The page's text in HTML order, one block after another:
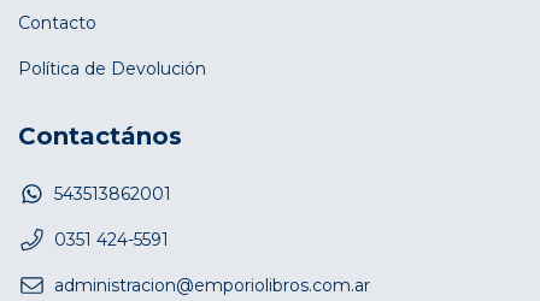
Contacto
Política de Devolución
Contactános
543513862001
0351 424-5591
administracion@emporiolibros.com.ar